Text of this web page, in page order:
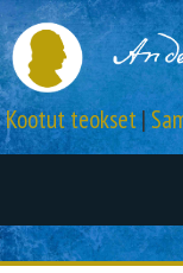
Kootut teokset|